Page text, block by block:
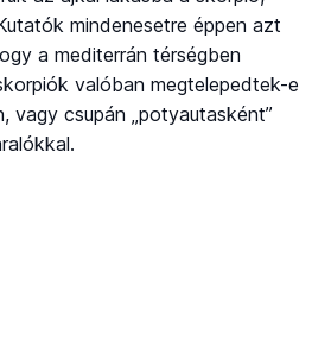
mindenesetre éppen azt
a mediterrán térségben
valóban megtelepedtek-e
vagy csupán „potyautasként”